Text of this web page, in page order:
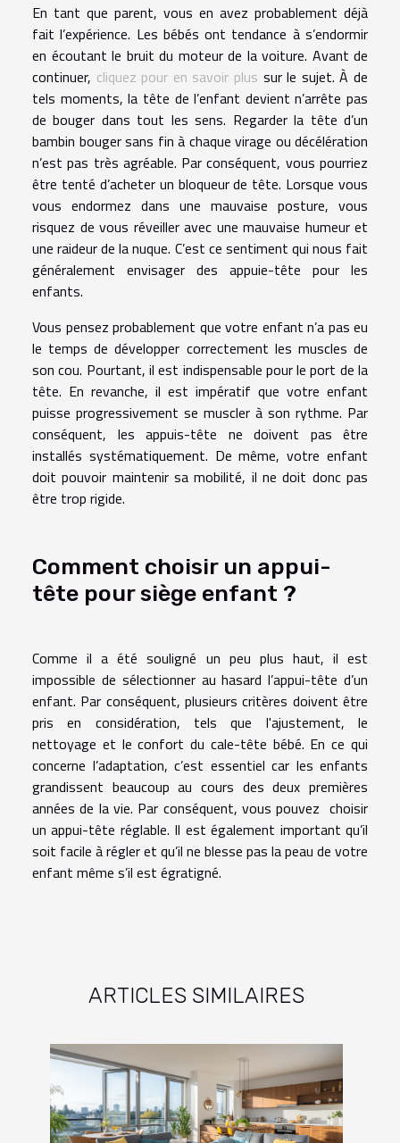
En tant que parent, vous en avez probablement déjà
fait l’expérience. Les bébés ont tendance à s’endormir
en écoutant le bruit du moteur de la voiture. Avant de
continuer, cliquez pour en savoir plus sur le sujet. À de
tels moments, la tête de l’enfant devient n’arrête pas
de bouger dans tout les sens. Regarder la tête d’un
bambin bouger sans fin à chaque virage ou décélération
n’est pas très agréable. Par conséquent, vous pourriez
être tenté d’acheter un bloqueur de tête. Lorsque vous
vous endormez dans une mauvaise posture, vous
risquez de vous réveiller avec une mauvaise humeur et
une raideur de la nuque. C’est ce sentiment qui nous fait
généralement envisager des appuie-tête pour les
enfants.
Vous pensez probablement que votre enfant n’a pas eu
le temps de développer correctement les muscles de
son cou. Pourtant, il est indispensable pour le port de la
tête. En revanche, il est impératif que votre enfant
puisse progressivement se muscler à son rythme. Par
conséquent, les appuis-tête ne doivent pas être
installés systématiquement. De même, votre enfant
doit pouvoir maintenir sa mobilité, il ne doit donc pas
être trop rigide.
Comment choisir un appui-
tête pour siège enfant ?
Comme il a été souligné un peu plus haut, il est
impossible de sélectionner au hasard l’appui-tête d’un
enfant. Par conséquent, plusieurs critères doivent être
pris en considération, tels que l'ajustement, le
nettoyage et le confort du cale-tête bébé. En ce qui
concerne l’adaptation, c’est essentiel car les enfants
grandissent beaucoup au cours des deux premières
années de la vie. Par conséquent, vous pouvez choisir
un appui-tête réglable. Il est également important qu’il
soit facile à régler et qu’il ne blesse pas la peau de votre
enfant même s’il est égratigné.
ARTICLES SIMILAIRES